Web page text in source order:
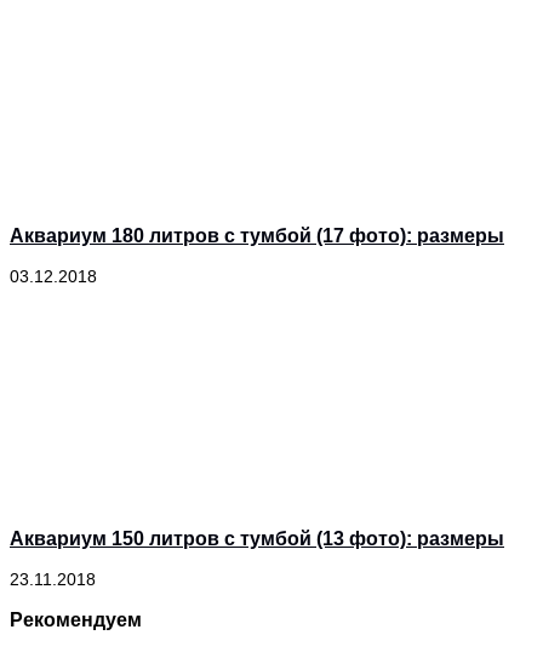
Аквариум 180 литров с тумбой (17 фото): размеры
03.12.2018
Аквариум 150 литров с тумбой (13 фото): размеры
23.11.2018
Рекомендуем